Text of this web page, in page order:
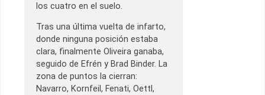
los cuatro en el suelo.
Tras una última vuelta de infarto,
donde ninguna posición estaba
clara, finalmente Oliveira ganaba,
seguido de Efrén y Brad Binder. La
zona de puntos la cierran:
Navarro, Kornfeil, Fenati, Oettl,